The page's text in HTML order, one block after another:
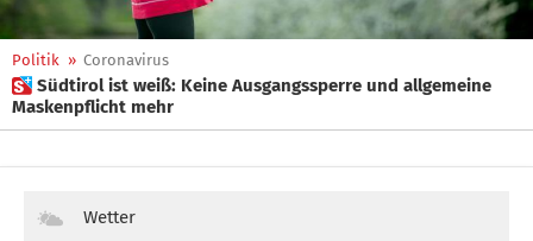
Politik » Coronavirus
 Südtirol ist weiß: Keine Ausgangssperre und allgemeine
Maskenpflicht mehr
Wetter